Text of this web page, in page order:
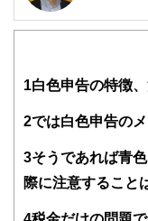
CFP®、1級
知的財産管
行政書士生
ている。「
モットーに
1白色申告の特徴
2では白色申告の
3そうであれば青
際に注意すること